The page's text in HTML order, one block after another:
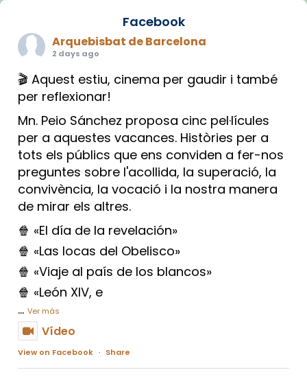
Facebook
Arquebisbat de Barcelona
2 days ago
🎬 Aquest estiu, cinema per gaudir i també
per reflexionar!
Mn. Peio Sánchez proposa cinc pel·lícules
per a aquestes vacances. Històries per a
tots els públics que ens conviden a fer-nos
preguntes sobre l'acollida, la superació, la
convivència, la vocació i la nostra manera
de mirar els altres.
🍿 «El día de la revelación»
🍿 «Las locas del Obelisco»
🍿 «Viaje al país de los blancos»
🍿 «León XIV, e
... Ver más
Vídeo
View on Facebook · Share